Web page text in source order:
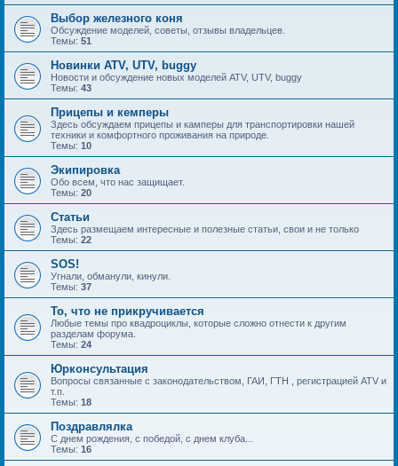
Выбор железного коня
Обсуждение моделей, советы, отзывы владельцев.
Темы: 51
Новинки ATV, UTV, buggy
Новости и обсуждение новых моделей ATV, UTV, buggy
Темы: 43
Прицепы и кемперы
Здесь обсуждаем прицепы и камперы для транспортировки нашей
техники и комфортного проживания на природе.
Темы: 10
Экипировка
Обо всем, что нас защищает.
Темы: 20
Статьи
Здесь размещаем интересные и полезные статьи, свои и не только
Темы: 22
SOS!
Угнали, обманули, кинули.
Темы: 37
То, что не прикручивается
Любые темы про квадроциклы, которые сложно отнести к другим
разделам форума.
Темы: 24
Юрконсультация
Вопросы связанные с законодательством, ГАИ, ГТН , регистрацией ATV и
т.п.
Темы: 18
Поздравлялка
С днем рождения, с победой, с днем клуба...
Темы: 16